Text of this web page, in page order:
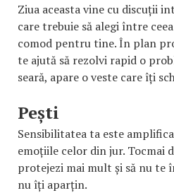
Ziua aceasta vine cu discuții
care trebuie să alegi între
comod pentru tine. În plan
te ajută să rezolvi rapid o
seară, apare o veste care îți
Pești
Sensibilitatea ta este
emoțiile celor din jur. Tocmai
protejezi mai mult și să nu te
nu îți aparțin.